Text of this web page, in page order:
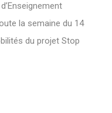
la semaine du 14
du projet Stop